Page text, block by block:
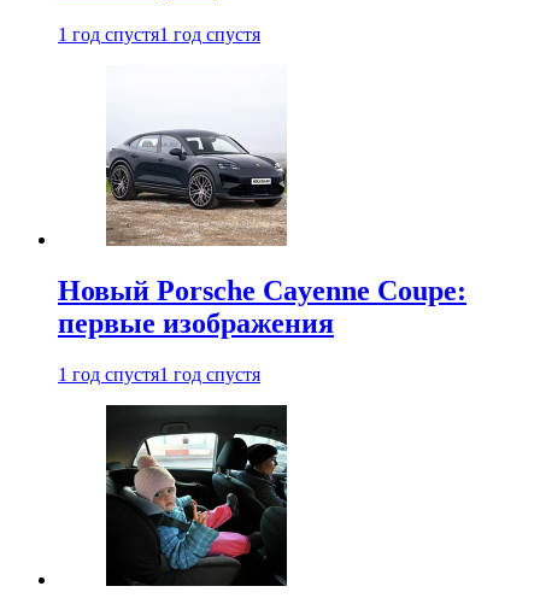
1 год спустя1 год спустя
Новый Porsche Cayenne Coupe:
первые изображения
1 год спустя1 год спустя